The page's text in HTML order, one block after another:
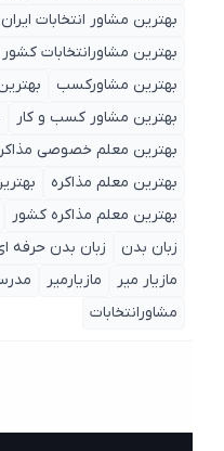
بهترین مشاور انتخابات ایران
بهترین مشاورانتخابات کشور
بهترین مشاورکسب
بهترین
بهترین مشاور کسب و کار
بهترین معلم خصوصی مذاکره و
بهترین معلم مذاکره
بهترین
بهترین معلم مذاکره کشور
زبان بدن
زبان بدن حرفه ای
مازیار میر
مازیارمیر مدرس
مشاورانتخابات